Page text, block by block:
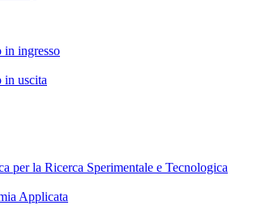
in ingresso
in uscita
per la Ricerca Sperimentale e Tecnologica
Applicata